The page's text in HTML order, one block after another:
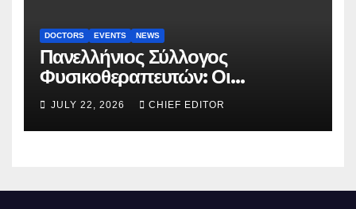
DOCTORS EVENTS NEWS
Πανελλήνιος Σύλλογος
Φυσικοθεραπευτών: Οι
προτάσεις προς τον ΕΟΠΥΥ για
τον περιορισμό του clawback
JULY 22, 2026 CHIEF EDITOR